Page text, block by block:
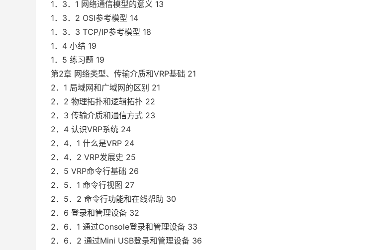
1．3．1 网络通信模型的意义 13
1．3．2 OSI参考模型 14
1．3．3 TCP/IP参考模型 18
1．4 小结 19
1．5 练习题 19
第2章 网络类型、传输介质和VRP基础 21
2．1 局域网和广域网的区别 21
2．2 物理拓扑和逻辑拓扑 22
2．3 传输介质和通信方式 23
2．4 认识VRP系统 24
2．4．1 什么是VRP 24
2．4．2 VRP发展史 25
2．5 VRP命令行基础 26
2．5．1 命令行视图 27
2．5．2 命令行功能和在线帮助 30
2．6 登录和管理设备 32
2．6．1 通过Console登录和管理设备 33
2．6．2 通过Mini USB登录和管理设备 36